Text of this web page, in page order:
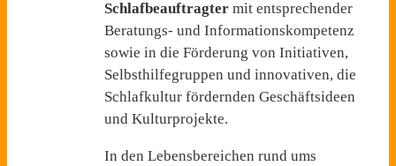
Schlafbeauftragter mit entsprechender
Beratungs- und Informationskompetenz
sowie in die Förderung von Initiativen,
Selbsthilfegruppen und innovativen, die
Schlafkultur fördernden Geschäftsideen
und Kulturprojekte.
In den Lebensbereichen rund ums